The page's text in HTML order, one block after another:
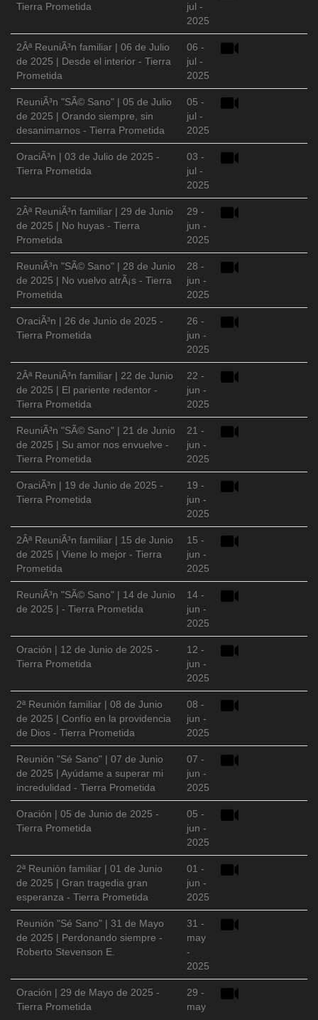
Tierra Prometida
jul -
2025
2Âª ReuniÃ³n familiar | 06 de Julio
de 2025 | Desde el interior - Tierra
Prometida
06 -
jul -
2025
ReuniÃ³n "SÃ© Sano" | 05 de Julio
de 2025 | Orando siempre, sin
desanimarnos - Tierra Prometida
05 -
jul -
2025
OraciÃ³n | 03 de Julio de 2025 -
Tierra Prometida
03 -
jul -
2025
2Âª ReuniÃ³n familiar | 29 de Junio
de 2025 | No huyas - Tierra
Prometida
29 -
jun -
2025
ReuniÃ³n "SÃ© Sano" | 28 de Junio
de 2025 | No vuelvo atrÃ¡s - Tierra
Prometida
28 -
jun -
2025
OraciÃ³n | 26 de Junio de 2025 -
Tierra Prometida
26 -
jun -
2025
2Âª ReuniÃ³n familiar | 22 de Junio
de 2025 | El pariente redentor -
Tierra Prometida
22 -
jun -
2025
ReuniÃ³n "SÃ© Sano" | 21 de Junio
de 2025 | Su amor nos envuelve -
Tierra Prometida
21 -
jun -
2025
OraciÃ³n | 19 de Junio de 2025 -
Tierra Prometida
19 -
jun -
2025
2Âª ReuniÃ³n familiar | 15 de Junio
de 2025 | Viene lo mejor - Tierra
Prometida
15 -
jun -
2025
ReuniÃ³n "SÃ© Sano" | 14 de Junio
de 2025 | - Tierra Prometida
14 -
jun -
2025
Oración | 12 de Junio de 2025 -
Tierra Prometida
12 -
jun -
2025
2ª Reunión familiar | 08 de Junio
de 2025 | Confío en la providencia
de Dios - Tierra Prometida
08 -
jun -
2025
Reunión "Sé Sano" | 07 de Junio
de 2025 | Ayúdame a superar mi
incredulidad - Tierra Prometida
07 -
jun -
2025
Oración | 05 de Junio de 2025 -
Tierra Prometida
05 -
jun -
2025
2ª Reunión familiar | 01 de Junio
de 2025 | Gran tragedia gran
esperanza - Tierra Prometida
01 -
jun -
2025
Reunión "Sé Sano" | 31 de Mayo
de 2025 | Perdonando siempre -
Roberto Stevenson E.
31 -
may
-
2025
Oración | 29 de Mayo de 2025 -
Tierra Prometida
29 -
may